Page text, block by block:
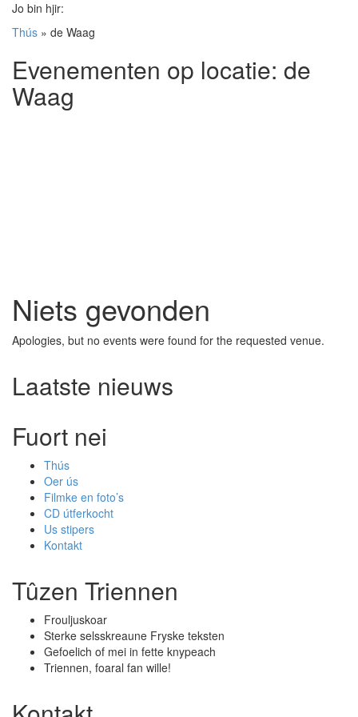
Jo bin hjir:
Thús » de Waag
Evenementen op locatie: de
Waag
Niets gevonden
Apologies, but no events were found for the requested venue.
Laatste nieuws
Fuort nei
Thús
Oer ús
Filmke en foto’s
CD útferkocht
Us stipers
Kontakt
Tûzen Triennen
Frouljuskoar
Sterke selsskreaune Fryske teksten
Gefoelich of mei in fette knypeach
Triennen, foaral fan wille!